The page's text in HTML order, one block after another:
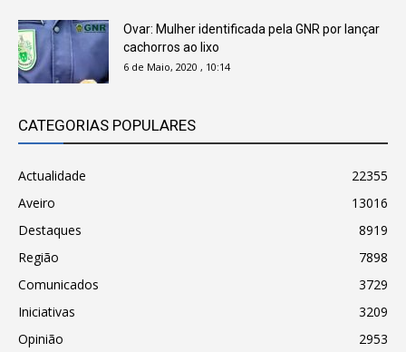
Ovar: Mulher identificada pela GNR por lançar
cachorros ao lixo
6 de Maio, 2020 , 10:14
CATEGORIAS POPULARES
Actualidade
22355
Aveiro
13016
Destaques
8919
Região
7898
Comunicados
3729
Iniciativas
3209
Opinião
2953